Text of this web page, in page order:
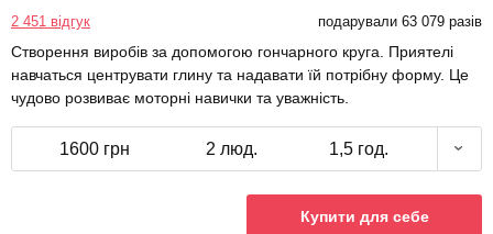
2 451 відгук подарували 63 079 разів
Створення виробів за допомогою гончарного круга. Приятелі
навчаться центрувати глину та надавати їй потрібну форму. Це
чудово розвиває моторні навички та уважність.
1600 грн 2 люд. 1,5 год.
Купити для себе